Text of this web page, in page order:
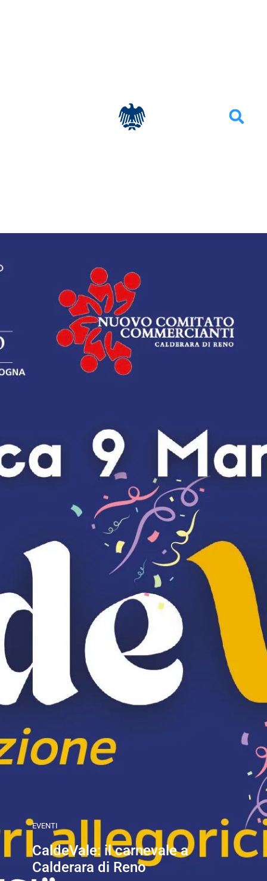
EVENTI
CaldeVale: il carnevale a
Calderara di Reno